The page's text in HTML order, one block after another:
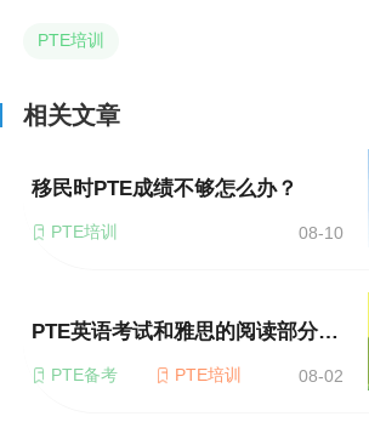
PTE培训
相关文章
移民时PTE成绩不够怎么办？
PTE培训 08-10
PTE英语考试和雅思的阅读部分难度如何？
PTE备考 PTE培训 08-02